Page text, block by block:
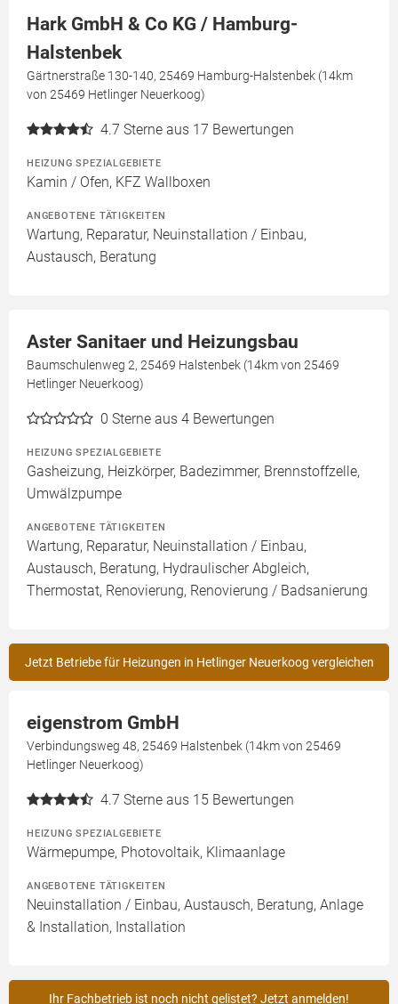
Hark GmbH & Co KG / Hamburg-
Halstenbek
Gärtnerstraße 130-140, 25469 Hamburg-Halstenbek (14km
von 25469 Hetlinger Neuerkoog)
4.7 Sterne aus 17 Bewertungen
HEIZUNG SPEZIALGEBIETE
Kamin / Ofen, KFZ Wallboxen
ANGEBOTENE TÄTIGKEITEN
Wartung, Reparatur, Neuinstallation / Einbau,
Austausch, Beratung
Aster Sanitaer und Heizungsbau
Baumschulenweg 2, 25469 Halstenbek (14km von 25469
Hetlinger Neuerkoog)
0 Sterne aus 4 Bewertungen
HEIZUNG SPEZIALGEBIETE
Gasheizung, Heizkörper, Badezimmer, Brennstoffzelle,
Umwälzpumpe
ANGEBOTENE TÄTIGKEITEN
Wartung, Reparatur, Neuinstallation / Einbau,
Austausch, Beratung, Hydraulischer Abgleich,
Thermostat, Renovierung, Renovierung / Badsanierung
Jetzt Betriebe für Heizungen in Hetlinger Neuerkoog vergleichen
eigenstrom GmbH
Verbindungsweg 48, 25469 Halstenbek (14km von 25469
Hetlinger Neuerkoog)
4.7 Sterne aus 15 Bewertungen
HEIZUNG SPEZIALGEBIETE
Wärmepumpe, Photovoltaik, Klimaanlage
ANGEBOTENE TÄTIGKEITEN
Neuinstallation / Einbau, Austausch, Beratung, Anlage
& Installation, Installation
Ihr Fachbetrieb ist noch nicht gelistet? Jetzt anmelden!